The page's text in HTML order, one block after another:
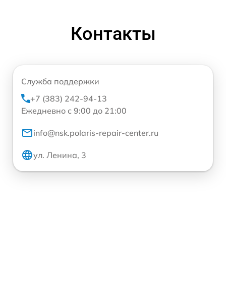
Контакты
Служба поддержки
+7 (383) 242-94-13
Ежедневно с 9:00 до 21:00
info@nsk.polaris-repair-center.ru
ул. Ленина, 3